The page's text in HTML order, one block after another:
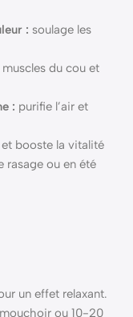
: soulage les
du cou et
: purifie l’air et
et booste la vitalité
rasage ou en été
un effet relaxant.
ou 10-20